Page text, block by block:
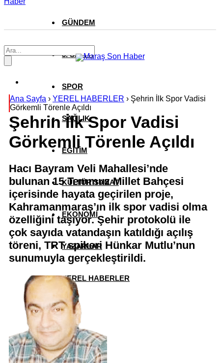
GÜNDEM
3. SAYFA
SPOR
SAĞLIK
EĞİTİM
KÜLTÜR SANAT
EKONOMİ
YAZARLAR
YEREL HABERLER
Ana Sayfa › YEREL HABERLER › Şehrin İlk Spor Vadisi
Görkemli Törenle Açıldı
Şehrin İlk Spor Vadisi
Görkemli Törenle Açıldı
Hacı Bayram Veli Mahallesi’nde
bulunan 15 Temmuz Millet Bahçesi
içerisinde hayata geçirilen proje,
Kahramanmaraş’ın ilk spor vadisi olma
özelliğini taşıyor. Şehir protokolü ile
çok sayıda vatandaşın katıldığı açılış
töreni, TRT spikeri Hünkar Mutlu’nun
sunumuyla gerçekleştirildi.